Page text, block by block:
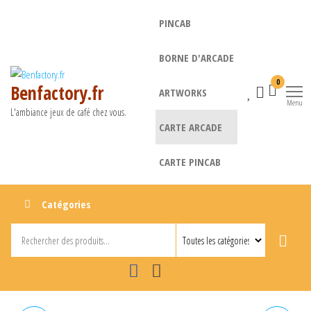
Benfactory.fr
L'ambiance jeux de café chez vous.
PINCAB
BORNE D'ARCADE
ARTWORKS
CARTE ARCADE
CARTE PINCAB
0
Menu
Catégories